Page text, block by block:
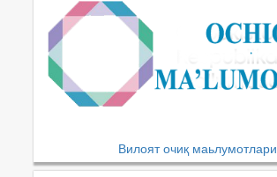
Вилоят очиқ маьлумотлари